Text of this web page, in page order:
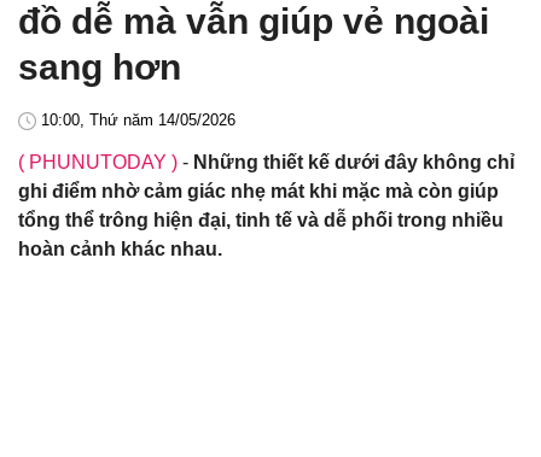
đồ dễ mà vẫn giúp vẻ ngoài
sang hơn
10:00, Thứ năm 14/05/2026
( PHUNUTODAY ) - Những thiết kế dưới đây không chỉ
ghi điểm nhờ cảm giác nhẹ mát khi mặc mà còn giúp
tổng thể trông hiện đại, tinh tế và dễ phối trong nhiều
hoàn cảnh khác nhau.